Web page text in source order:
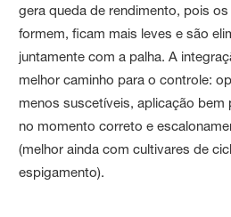
gera queda de rendimento, pois
formem, ficam mais leves e são
juntamente com a palha. A
melhor caminho para o controle:
menos suscetíveis, aplicação bem
no momento correto e
(melhor ainda com cultivares de
espigamento).